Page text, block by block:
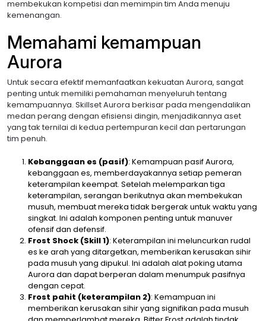
membekukan kompetisi dan memimpin tim Anda menuju
kemenangan.
Memahami kemampuan
Aurora
Untuk secara efektif memanfaatkan kekuatan Aurora, sangat
penting untuk memiliki pemahaman menyeluruh tentang
kemampuannya. Skillset Aurora berkisar pada mengendalikan
medan perang dengan efisiensi dingin, menjadikannya aset
yang tak ternilai di kedua pertempuran kecil dan pertarungan
tim penuh.
Kebanggaan es (pasif): Kemampuan pasif Aurora,
kebanggaan es, memberdayakannya setiap pemeran
keterampilan keempat. Setelah melemparkan tiga
keterampilan, serangan berikutnya akan membekukan
musuh, membuat mereka tidak bergerak untuk waktu yang
singkat. Ini adalah komponen penting untuk manuver
ofensif dan defensif.
Frost Shock (Skill 1): Keterampilan ini meluncurkan rudal
es ke arah yang ditargetkan, memberikan kerusakan sihir
pada musuh yang dipukul. Ini adalah alat poking utama
Aurora dan dapat berperan dalam menumpuk pasifnya
dengan cepat.
Frost pahit (keterampilan 2): Kemampuan ini
memberikan kerusakan sihir yang signifikan pada musuh